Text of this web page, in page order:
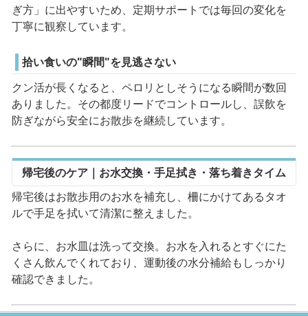
ぎ方」に出やすいため、定期サポートでは毎回の変化を
丁寧に観察しています。
拾い食いの"瞬間"を見逃さない
クン活が長くなると、ペロリとしそうになる瞬間が数回
ありました。その都度リードでコントロールし、誤飲を
防ぎながら安全にお散歩を継続しています。
帰宅後のケア｜お水交換・手足拭き・落ち着きタイム
帰宅後はお散歩用のお水を補充し、柵にかけてあるタオ
ルで手足を拭いて清潔に整えました。
さらに、お水皿は洗って交換。お水を入れるとすぐにた
くさん飲んでくれており、運動後の水分補給もしっかり
確認できました。